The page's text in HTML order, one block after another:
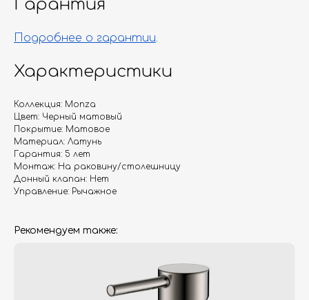
Гарантия
Подробнее о гарантии.
Характеристики
Коллекция: Monza
Цвет: Черный матовый
Покрытие: Матовое
Материал: Латунь
Гарантия: 5 лет
Монтаж: На раковину/столешницу
Донный клапан: Нет
Управление: Рычажное
Рекомендуем также: